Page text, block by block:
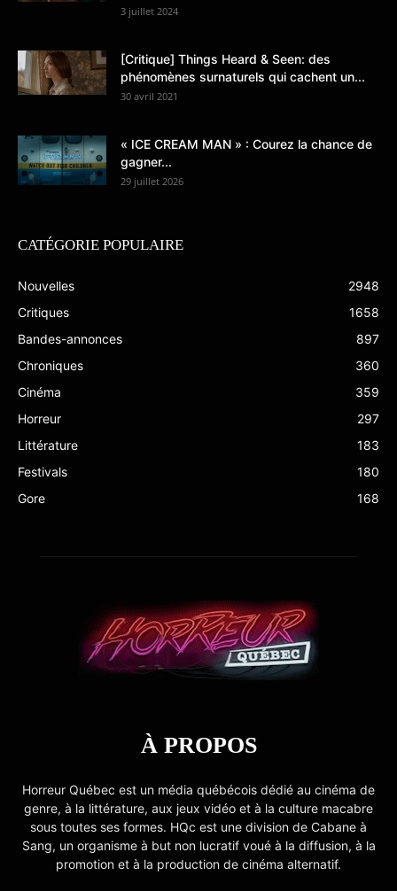
3 juillet 2024
[Critique] Things Heard & Seen: des
phénomènes surnaturels qui cachent un...
30 avril 2021
« ICE CREAM MAN » : Courez la chance de
gagner...
29 juillet 2026
CATÉGORIE POPULAIRE
Nouvelles
2948
Critiques
1658
Bandes-annonces
897
Chroniques
360
Cinéma
359
Horreur
297
Littérature
183
Festivals
180
Gore
168
À PROPOS
Horreur Québec est un média québécois dédié au cinéma de
genre, à la littérature, aux jeux vidéo et à la culture macabre
sous toutes ses formes. HQc est une division de Cabane à
Sang, un organisme à but non lucratif voué à la diffusion, à la
promotion et à la production de cinéma alternatif.